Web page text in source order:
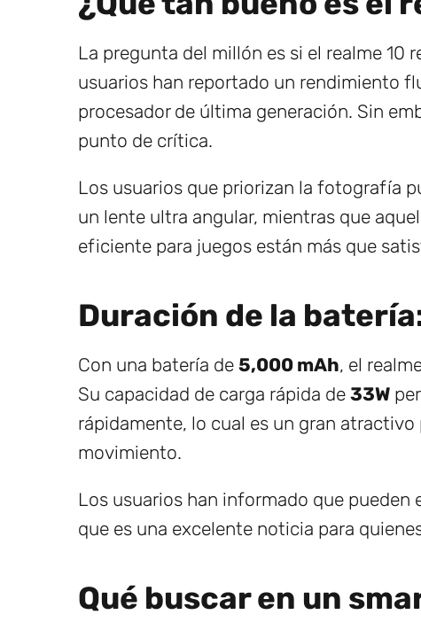
La pregunta del millón es si el realme
usuarios han reportado un rendimiento
procesador de última generación. Sin
punto de crítica.
Los usuarios que priorizan la fotografía
un lente ultra angular, mientras que
eficiente para juegos están más que
Duración de la
Con una batería de 5,000 mAh, el
Su capacidad de carga rápida de 33W
rápidamente, lo cual es un gran
movimiento.
Los usuarios han informado que pueden
que es una excelente noticia para
Qué buscar en un